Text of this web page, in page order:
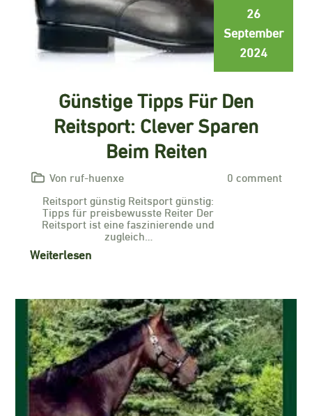
26
September
2024
Günstige Tipps Für Den
Reitsport: Clever Sparen
Beim Reiten
Von ruf-huenxe
0 comment
Reitsport günstig Reitsport günstig:
Tipps für preisbewusste Reiter Der
Reitsport ist eine faszinierende und
zugleich…
Weiterlesen